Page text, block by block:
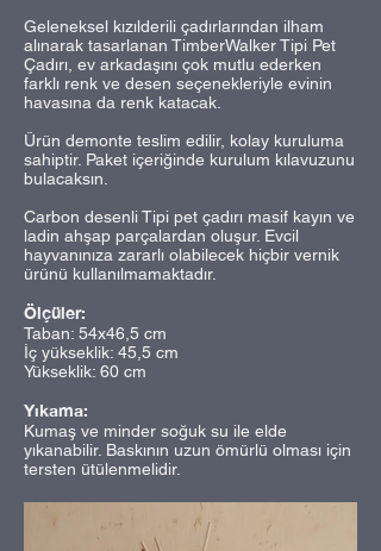
Geleneksel kızılderili çadırlarından ilham
alınarak tasarlanan TimberWalker Tipi Pet
Çadırı, ev arkadaşını çok mutlu ederken
farklı renk ve desen seçenekleriyle evinin
havasına da renk katacak.
Ürün demonte teslim edilir, kolay kuruluma
sahiptir. Paket içeriğinde kurulum kılavuzunu
bulacaksın.
Carbon desenli Tipi pet çadırı masif kayın ve
ladin ahşap parçalardan oluşur. Evcil
hayvanınıza zararlı olabilecek hiçbir vernik
ürünü kullanılmamaktadır.
Ölçüler:
Taban: 54x46,5 cm
İç yükseklik: 45,5 cm
Yükseklik: 60 cm
Yıkama:
Kumaş ve minder soğuk su ile elde
yıkanabilir. Baskının uzun ömürlü olması için
tersten ütülenmelidir.